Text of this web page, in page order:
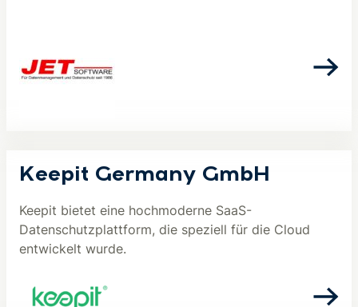
Keepit Germany GmbH
Keepit bietet eine hochmoderne SaaS-
Datenschutzplattform, die speziell für die Cloud
entwickelt wurde.